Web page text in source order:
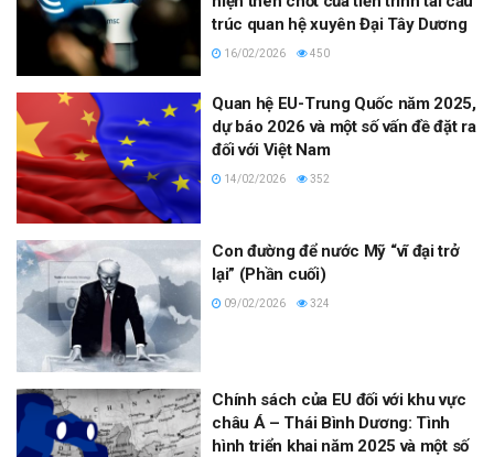
trúc quan hệ xuyên Đại Tây Dương
16/02/2026 450
Quan hệ EU-Trung Quốc năm 2025,
dự báo 2026 và một số vấn đề đặt ra
đối với Việt Nam
14/02/2026 352
Con đường để nước Mỹ “vĩ đại trở
lại” (Phần cuối)
09/02/2026 324
Chính sách của EU đối với khu vực
châu Á – Thái Bình Dương: Tình
hình triển khai năm 2025 và một số